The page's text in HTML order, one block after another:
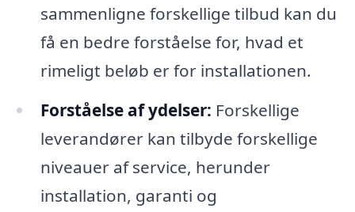
sammenligne forskellige tilbud kan du
få en bedre forståelse for, hvad et
rimeligt beløb er for installationen.
Forståelse af ydelser: Forskellige
leverandører kan tilbyde forskellige
niveauer af service, herunder
installation, garanti og